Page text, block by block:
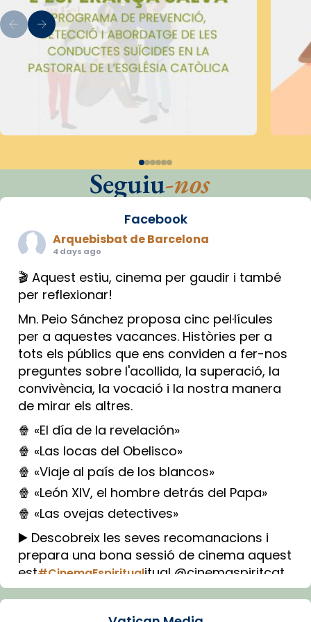
Seguiu-nos
Facebook
Arquebisbat de Barcelona
4 days ago
🎬 Aquest estiu, cinema per gaudir i també
per reflexionar!
Mn. Peio Sánchez proposa cinc pel·lícules
per a aquestes vacances. Històries per a
tots els públics que ens conviden a fer-nos
preguntes sobre l'acollida, la superació, la
convivència, la vocació i la nostra manera
de mirar els altres.
🍿 «El día de la revelación»
🍿 «Las locas del Obelisco»
🍿 «Viaje al país de los blancos»
🍿 «León XIV, el hombre detrás del Papa»
🍿 «Las ovejas detectives»
▶️ Descobreix les seves recomanacions i
prepara una bona sessió de cinema aquest
est#CinemaEspiritualitual @cinemaspiritcat
Imatge: Generada amb IA (OpenAI)